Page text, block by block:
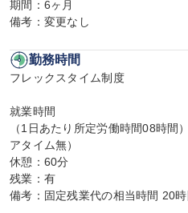
期間：6ヶ月
備考：変更なし
勤務時間
フレックスタイム制度
就業時間
（1日あたり所定労働時間08時間
アタイム無）
休憩：60分
残業：有
備考：固定残業代の相当時間 20時